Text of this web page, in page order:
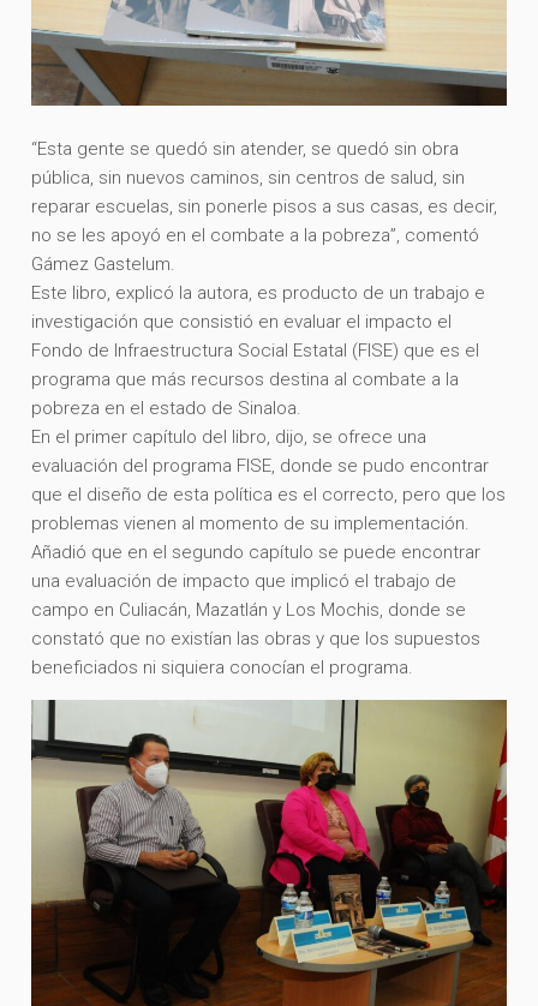
“Esta gente se quedó sin atender, se quedó sin obra
pública, sin nuevos caminos, sin centros de salud, sin
reparar escuelas, sin ponerle pisos a sus casas, es decir,
no se les apoyó en el combate a la pobreza”, comentó
Gámez Gastelum.
Este libro, explicó la autora, es producto de un trabajo e
investigación que consistió en evaluar el impacto el
Fondo de Infraestructura Social Estatal (FISE) que es el
programa que más recursos destina al combate a la
pobreza en el estado de Sinaloa.
En el primer capítulo del libro, dijo, se ofrece una
evaluación del programa FISE, donde se pudo encontrar
que el diseño de esta política es el correcto, pero que los
problemas vienen al momento de su implementación.
Añadió que en el segundo capítulo se puede encontrar
una evaluación de impacto que implicó el trabajo de
campo en Culiacán, Mazatlán y Los Mochis, donde se
constató que no existían las obras y que los supuestos
beneficiados ni siquiera conocían el programa.